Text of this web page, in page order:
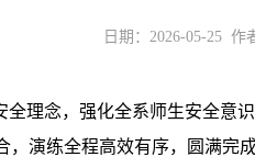
日期：2026-05-25 作
全理念，强化全系师生安全意
演练全程高效有序，圆满完成